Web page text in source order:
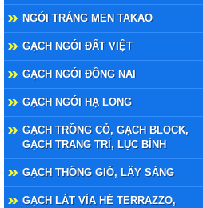
NGÓI TRÁNG MEN TAKAO
GẠCH NGÓI ĐẤT VIỆT
GẠCH NGÓI ĐỒNG NAI
GẠCH NGÓI HẠ LONG
GẠCH TRỒNG CỎ, GẠCH BLOCK,
GẠCH TRANG TRÍ, LỤC BÌNH
GẠCH THÔNG GIÓ, LẤY SÁNG
GẠCH LÁT VỈA HÈ TERRAZZO,